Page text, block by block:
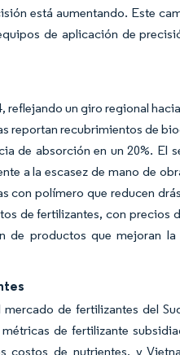
está aumentando. Este
de aplicación de
reflejando un giro regional
reportan recubrimientos de
de absorción en un 20%. El
a la escasez de mano de
con polímero que reducen
de fertilizantes, con precios
de productos que mejoran
de fertilizantes del
de fertilizante
costos de nutrientes, y